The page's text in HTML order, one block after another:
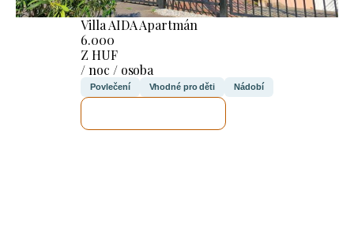
Villa AIDA Apartmán
6.000
Z HUF
/ noc / osoba
Povlečení Vhodné pro děti Nádobí